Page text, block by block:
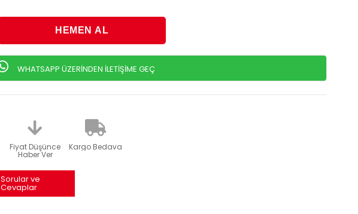
WHATSAPP ÜZERİNDEN İLETİŞİME GEÇ
Fiyat Düşünce
Haber Ver
Kargo Bedava
Sorular ve
Cevaplar